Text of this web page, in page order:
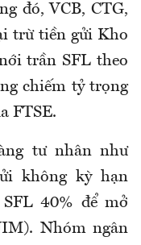
đó, VCB, CTG,
trừ tiền gửi Kho
trần SFL theo
chiếm tỷ trọng
FTSE.
tư nhân như
không kỳ hạn
40% để mở
Nhóm ngân